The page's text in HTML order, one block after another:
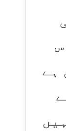
ہے